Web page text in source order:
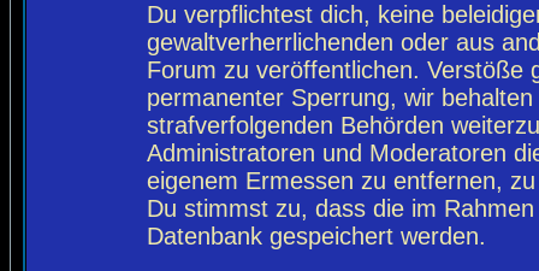
Du verpflichtest dich, keine
gewaltverherrlichenden oder aus
Forum zu veröffentlichen. Verstöße
permanenter Sperrung, wir
strafverfolgenden Behörden
Administratoren und Moderatoren
eigenem Ermessen zu entfernen,
Du stimmst zu, dass die im
Datenbank gespeichert werden.